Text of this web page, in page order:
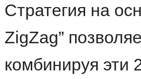
Стратегия на
ZigZag”
комбинируя эти